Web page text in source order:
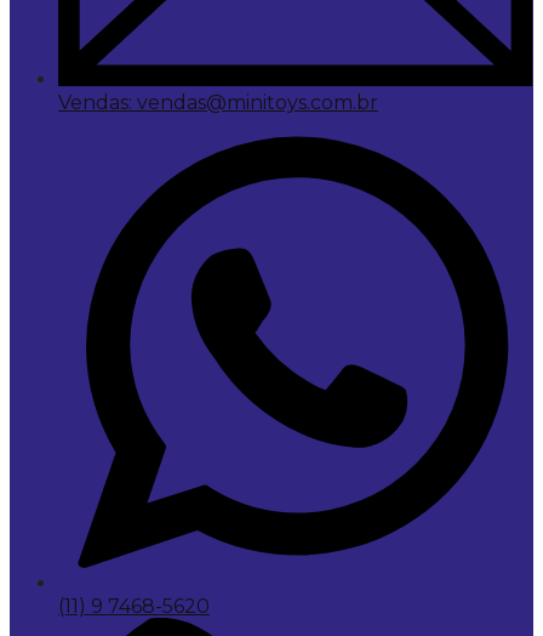
Vendas: vendas@minitoys.com.br
(11) 9 7468-5620